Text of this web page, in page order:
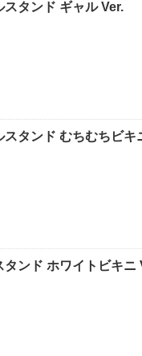
タンド ギャル Ver.
タンド むちむちビキ
ンド ホワイトビキニ